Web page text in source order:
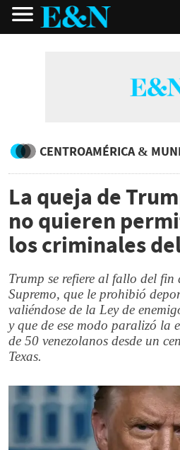
CENTROAMÉRICA &
La queja de
no quieren
los criminales
Trump se refiere al fallo del
Supremo, que le prohibió
valiéndose de la Ley de
y que de ese modo paralizó la
de 50 venezolanos desde un
Texas.